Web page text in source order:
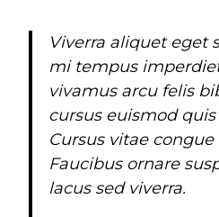
Viverra aliquet eget
mi tempus
vivamus arcu felis
cursus euismod
Cursus vitae
Faucibus ornare
lacus sed viverra.